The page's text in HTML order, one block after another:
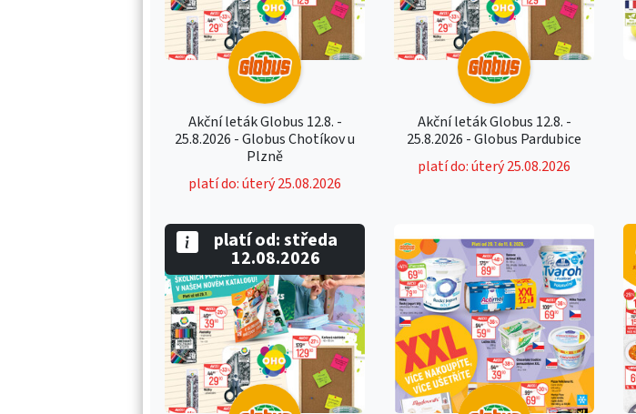
Akční leták Globus 12.8. -
25.8.2026 - Globus Chotíkov u
Plzně
platí do: úterý 25.08.2026
Akční leták Globus 12.8. -
25.8.2026 - Globus Pardubice
platí do: úterý 25.08.2026
platí od: středa
12.08.2026